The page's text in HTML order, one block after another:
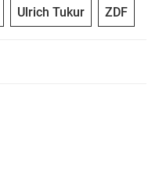
Ulrich Tukur ZDF